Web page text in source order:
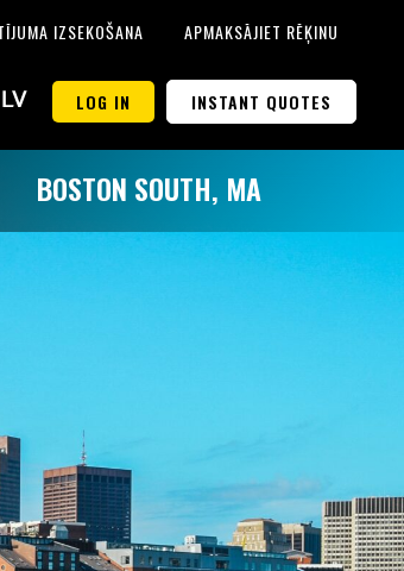
IZSEKOŠANA APMAKSĀJIET RĒĶINU
LV LOG IN INSTANT QUOTES
BOSTON SOUTH, MA